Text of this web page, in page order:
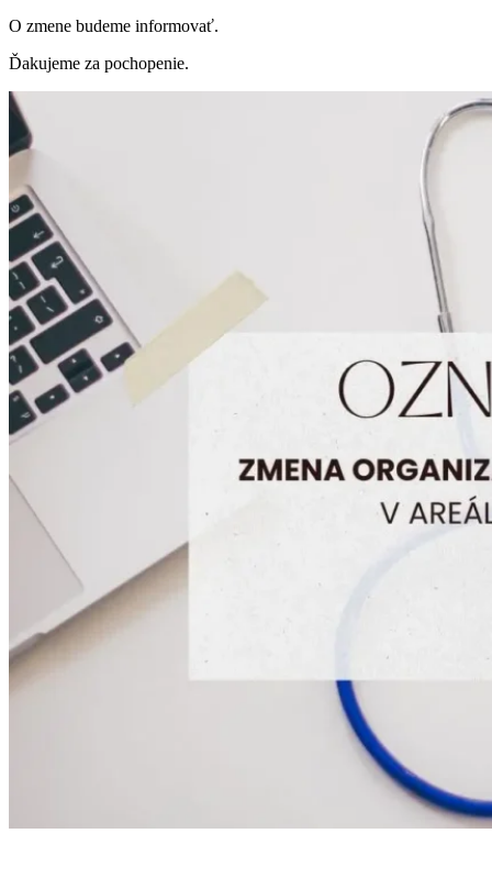
O zmene budeme informovať.
Ďakujeme za pochopenie.